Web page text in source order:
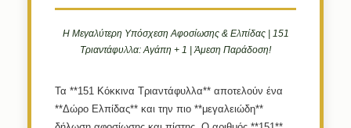
Η Μεγαλύτερη Υπόσχεση Αφοσίωσης & Ελπίδας | 151
Τριαντάφυλλα: Αγάπη + 1 | Άμεση Παράδοση!
Τα **151 Κόκκινα Τριαντάφυλλα** αποτελούν ένα
**Δώρο Ελπίδας** και την πιο **μεγαλειώδη**